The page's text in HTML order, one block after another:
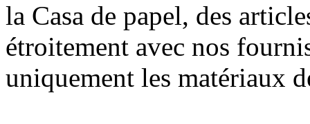
la Casa de papel, des
étroitement avec nos
uniquement les matériaux